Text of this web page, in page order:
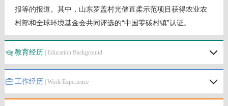
报等的报道。其中，山东罗盖村光储直柔示范项目获得农业农
村部和全球环境基金会共同评选的“中国零碳村镇”认证。
教育经历 | Education Background
工作经历 | Work Experience